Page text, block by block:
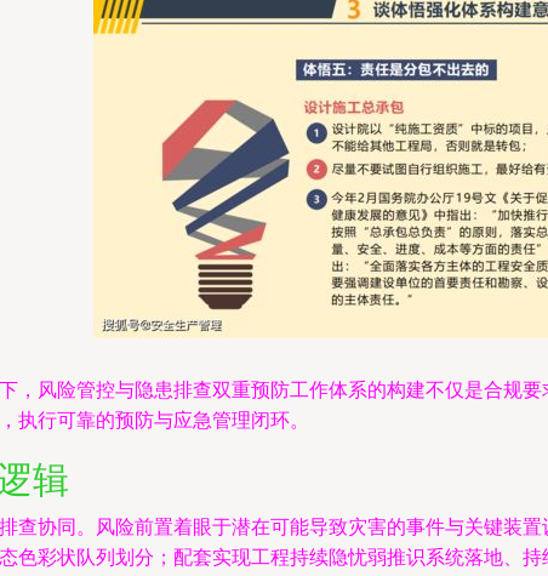
，风险管控与隐患排查双重预防工作体系的构建不仅是合规
执行可靠的预防与应急管理闭环。
辑
查协同。风险前置着眼于潜在可能导致灾害的事件与关键装
色彩状队列划分；配套实现工程持续隐忧弱推识系统落地、